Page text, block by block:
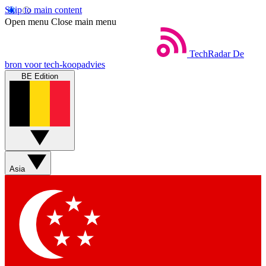
Skip to main content
Open menu Close main menu
TechRadar De
bron voor tech-koopadvies
BE Edition
Asia